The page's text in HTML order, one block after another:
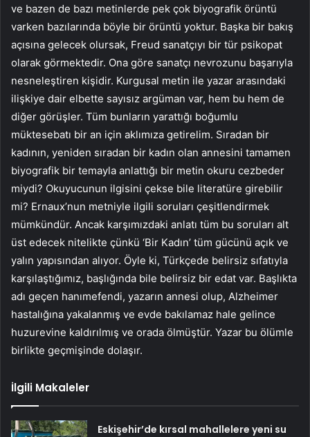
ve bazen de bazı metinlerde pek çok biyografik örüntü
varken bazılarında böyle bir örüntü yoktur. Başka bir bakış
açısına gelecek olursak, Freud sanatçıyı bir tür psikopat
olarak görmektedir. Ona göre sanatçı nevrozunu başarıyla
nesneleştiren kişidir. Kurgusal metin ile yazar arasındaki
ilişkiye dair elbette sayısız argüman var, hem bu hem de
diğer görüşler. Tüm bunların yarattığı boğumlu
müktesebatı bir an için aklımıza getirelim. Sıradan bir
kadının, yeniden sıradan bir kadın olan annesini tamamen
biyografik bir temayla anlattığı bir metin okuru cezbeder
miydi? Okuyucunun ilgisini çekse bile literatüre girebilir
mi? Ernaux’nun metniyle ilgili soruları çeşitlendirmek
mümkündür. Ancak karşımızdaki anlatı tüm bu soruları alt
üst edecek nitelikte çünkü ‘Bir Kadın’ tüm gücünü açık ve
yalın yapısından alıyor. Öyle ki, Türkçede belirsiz sıfatıyla
karşılaştığımız, başlığında bile belirsiz bir edat var. Başlıkta
adı geçen hanımefendi, yazarın annesi olup, Alzheimer
hastalığına yakalanmış ve evde bakılamaz hale gelince
huzurevine kaldırılmış ve orada ölmüştür. Yazar bu ölümle
birlikte geçmişinde dolaşır.
İlgili Makaleler
Eskişehir’de kırsal mahallelere yeni su